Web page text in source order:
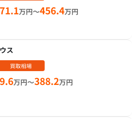
71.1万円～456.4万円
ス
買取相場
9.6万円～388.2万円